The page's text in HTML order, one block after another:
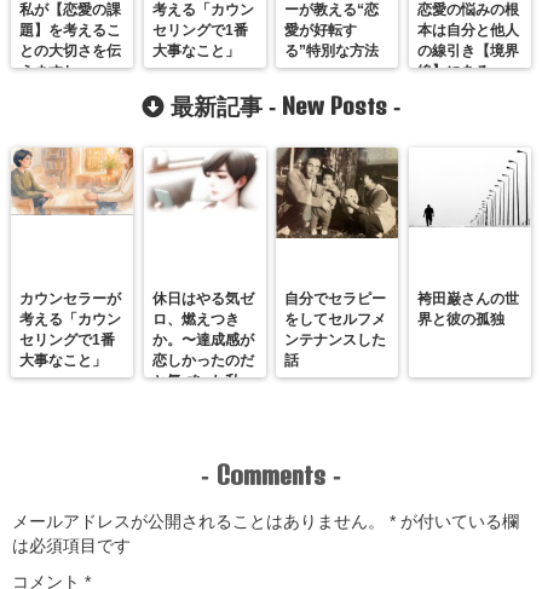
私が【恋愛の課
題】を考えるこ
との大切さを伝
えますね
考える「カウン
セリングで1番
大事なこと」
ーが教える“恋
愛が好転す
る”特別な方法
恋愛の悩みの根
本は自分と他人
の線引き【境界
線】にある。
最新記事 - New Posts -
カウンセラーが
考える「カウン
セリングで1番
大事なこと」
休日はやる気ゼ
ロ、燃えつき
か。〜達成感が
恋しかったのだ
と気づいた私
自分でセラピー
をしてセルフメ
ンテナンスした
話
袴田巌さんの世
界と彼の孤独
- Comments -
メールアドレスが公開されることはありません。 * が付いている欄
は必須項目です
コメント *